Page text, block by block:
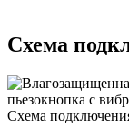
Схема